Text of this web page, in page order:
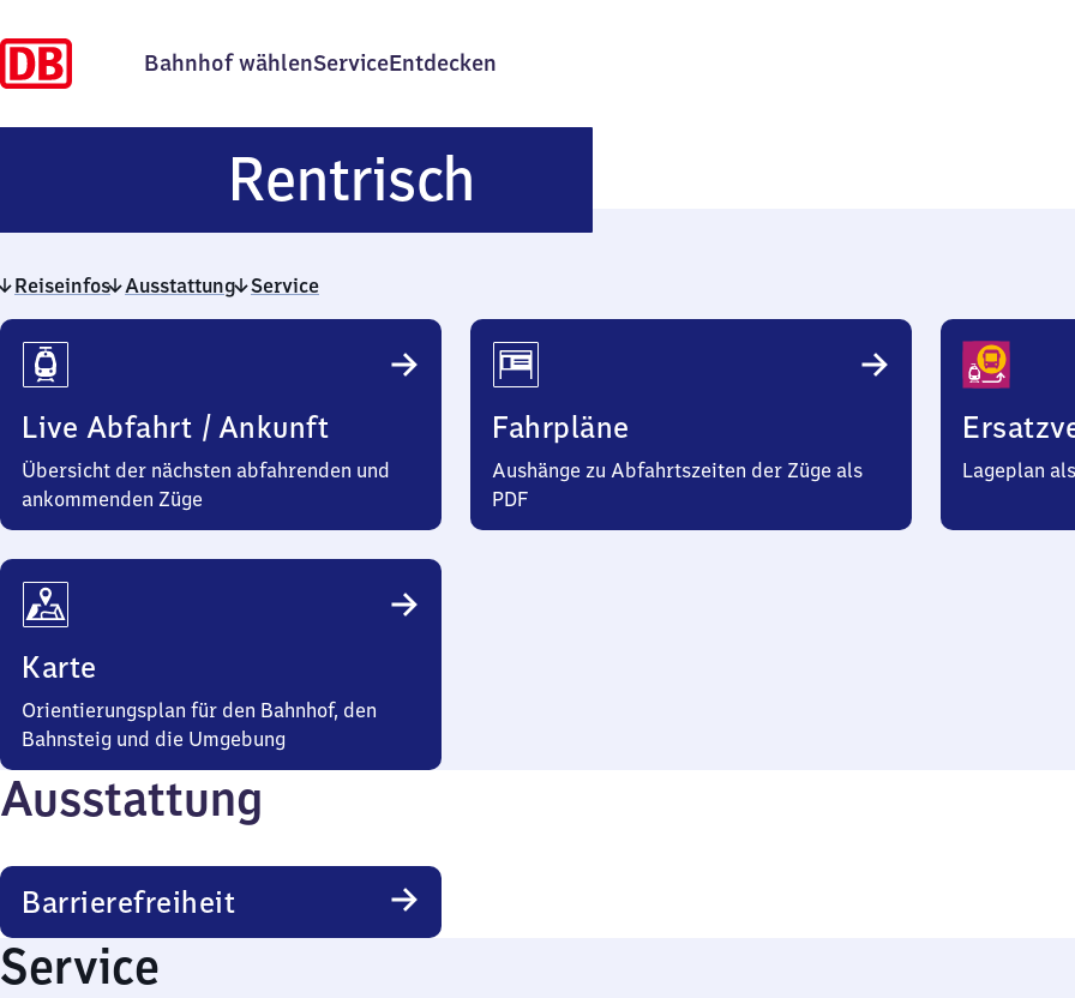
Bahnhof wählenServiceEntdecken
Rentrisch
Reiseinfos Ausstattung Service
Reiseinfos
Live Abfahrt / Ankunft
Übersicht der nächsten abfahrenden und
ankommenden Züge
Fahrpläne
Aushänge zu Abfahrtszeiten der Züge als
PDF
Lageplan
Karte
Orientierungsplan für den Bahnhof, den
Bahnsteig und die Umgebung
Ausstattung
Barrierefreiheit
Service